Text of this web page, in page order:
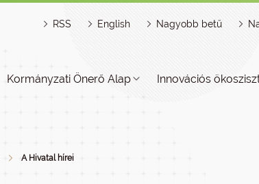
RSS English Nagyobb betű
Kormányzati Önerő Alap Innovációs
A Hivatal hírei